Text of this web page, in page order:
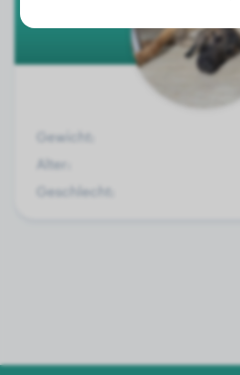
Gewicht:
Alter:
Geschlecht: